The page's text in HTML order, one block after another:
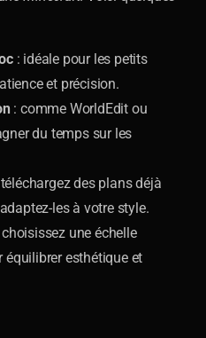
: idéale pour les petits
et précision.
: comme WorldEdit ou
du temps sur les
des plans déjà
les à votre style.
une échelle
équilibrer esthétique et